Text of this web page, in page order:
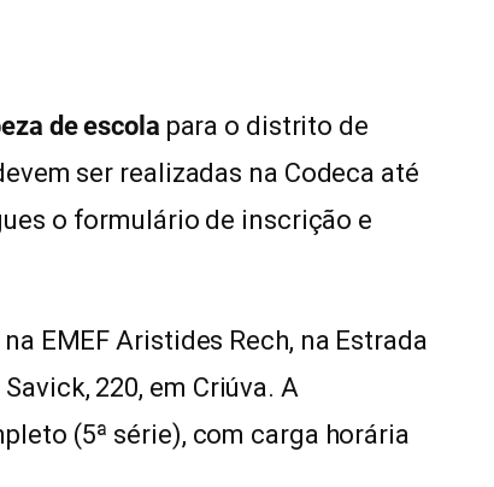
de escola para o distrito de
ser realizadas na Codeca até
o formulário de inscrição e
EMEF Aristides Rech, na Estrada
220, em Criúva. A
(5ª série), com carga horária